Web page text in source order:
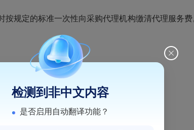
规定的标准一次性向采购代理机构缴清代理服务
检测到非中文内容
是否启用自动翻译功能？